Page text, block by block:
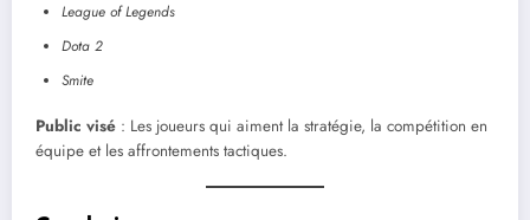
League of Legends
Dota 2
Smite
Public visé : Les joueurs qui aiment la stratégie, la compétition en
équipe et les affrontements tactiques.